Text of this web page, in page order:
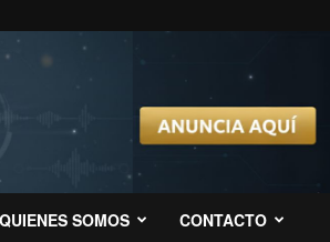
QUIENES SOMOS CONTACTO